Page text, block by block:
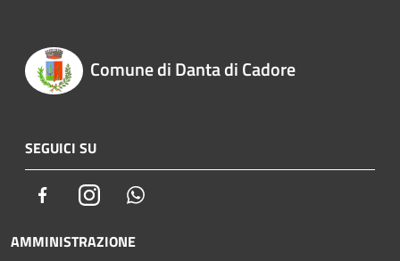
Comune di Danta di Cadore
SEGUICI SU
FacebookInstagram
AMMINISTRAZIONE